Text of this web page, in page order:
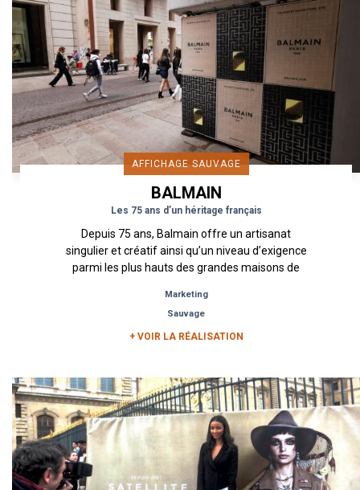
AFFICHAGE SAUVAGE
BALMAIN
Les 75 ans d’un héritage français
Depuis 75 ans, Balmain offre un artisanat
singulier et créatif ainsi qu’un niveau d’exigence
parmi les plus hauts des grandes maisons de
Marketing
Sauvage
+ VOIR LA RÉALISATION